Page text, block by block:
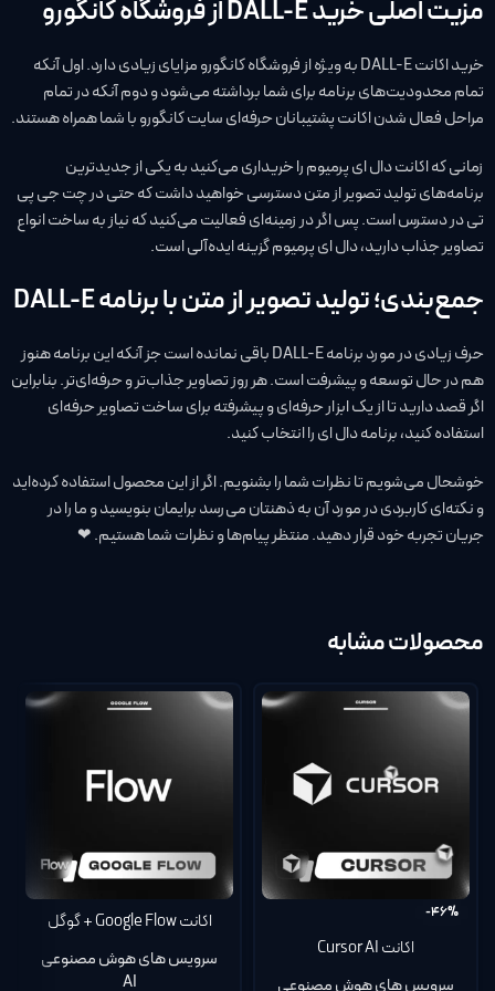
مزیت اصلی خرید DALL-E از فروشگاه کانگورو
خرید اکانت DALL-E به ویژه از فروشگاه کانگورو مزایای زیادی دارد. اول آنکه
تمام محدودیت‌های برنامه برای شما برداشته می‌شود و دوم آنکه در تمام
مراحل فعال شدن اکانت پشتیبانان حرفه‌ای سایت کانگورو با شما همراه هستند.
زمانی که اکانت دال ای پرمیوم را خریداری می‌کنید به یکی از جدیدترین
برنامه‌های تولید تصویر از متن دسترسی خواهید داشت که حتی در چت جی پی
تی در دسترس است. پس اگر در زمینه‌ای فعالیت می‌کنید که نیاز به ساخت انواع
تصاویر جذاب دارید، دال ای پرمیوم گزینه ایده‌آلی است.
جمع‌بندی؛ تولید تصویر از متن با برنامه DALL-E
حرف زیادی در مورد برنامه DALL-E باقی نمانده است جز آنکه این برنامه هنوز
هم در حال توسعه و پیشرفت است. هر روز تصاویر جذاب‌تر و حرفه‌ای‌تر. بنابراین
اگر قصد دارید تا از یک ابزار حرفه‌ای و پیشرفته برای ساخت تصاویر حرفه‌ای
استفاده کنید، برنامه دال ای را انتخاب کنید.
خوشحال می‌شویم تا نظرات شما را بشنویم. اگر از این محصول استفاده کرده‌اید
و نکته‌ای کاربردی در مورد آن به ذهنتان می‌رسد برایمان بنویسید و ما را در
جریان تجربه خود قرار دهید. منتظر پیام‌ها و نظرات شما هستیم. ❤
محصولات مشابه
-46%
اکانت Cursor AI
اکانت Google Flow + گوگل
روی ایمیل شما | گارانتی تا روز
سرویس های هوش مصنوعی
AI